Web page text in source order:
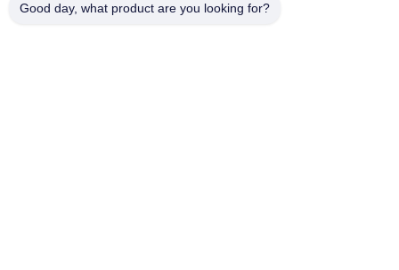
Good day, what product are you looking for?